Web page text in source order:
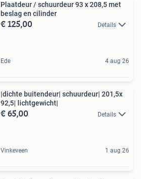
Plaatdeur / schuurdeur 93 x 208,5 met
beslag en cilinder
€ 125,00 Details
Ede 4 aug 26
|dichte buitendeur| schuurdeur| 201,5x
92,5| lichtgewicht|
€ 65,00 Details
Vinkeveen 1 aug 26